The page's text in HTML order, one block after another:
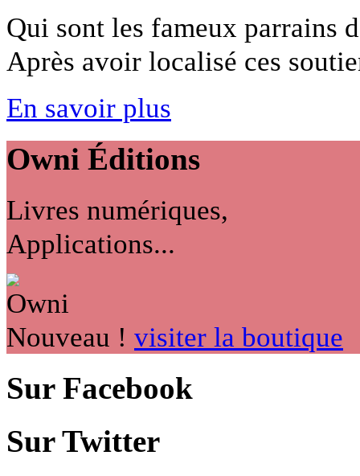
Qui sont les fameux parrains
Après avoir localisé ces
En savoir plus
Owni Éditions
Livres numériques,
Applications...
Nouveau ! visiter la boutique
Sur Facebook
Sur Twitter